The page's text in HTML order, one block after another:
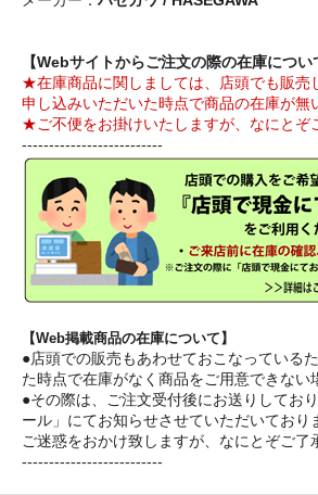
【Webサイトからご注文の際の在庫につい
★在庫商品に関しましては、店頭でも販売
申し込みいただいた時点で商品の在庫が無
★ご不便をお掛けいたしますが、なにとぞ
--------------------------
【Web掲載商品の在庫について】
●店頭での販売もあわせておこなっている
た時点で在庫がなく商品をご用意できない
●その際は、ご注文受付後にお送りしてお
ール」にてお知らせさせていただいており
ご迷惑をおかけ致しますが、なにとぞご了
--------------------------